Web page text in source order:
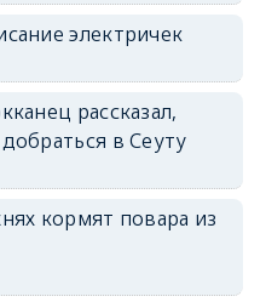
электричек
рассказал,
в Сеуту
кормят повара из